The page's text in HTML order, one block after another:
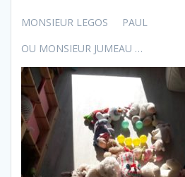
MONSIEUR LEGOS PAUL
OU MONSIEUR JUMEAU …